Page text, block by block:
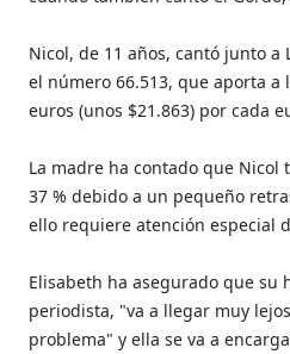
Nicol, de 11 años, cantó junto a
el número 66.513, que aporta a
euros (unos $21.863) por cada
La madre ha contado que Nicol
37 % debido a un pequeño
ello requiere atención especial
Elisabeth ha asegurado que su
periodista, "va a llegar muy
problema" y ella se va a